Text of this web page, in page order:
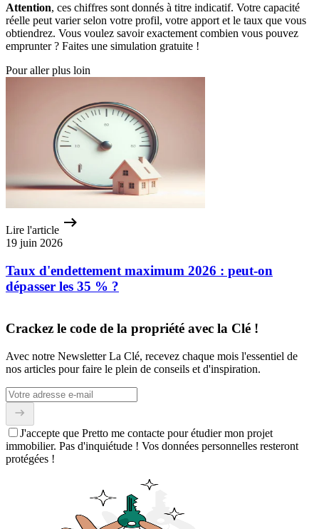
Attention, ces chiffres sont donnés à titre indicatif. Votre capacité
réelle peut varier selon votre profil, votre apport et le taux que vous
obtiendrez. Vous voulez savoir exactement combien vous pouvez
emprunter ? Faites une simulation gratuite !
Pour aller plus loin
Lire l'article
19 juin 2026
Taux d'endettement maximum 2026 : peut-on
dépasser les 35 % ?
Crackez le code de la propriété avec la Clé !
Avec notre Newsletter La Clé, recevez chaque mois l'essentiel de
nos articles pour faire le plein de conseils et d'inspiration.
J'accepte que Pretto me contacte pour étudier mon projet
immobilier. Pas d'inquiétude ! Vos données personnelles resteront
protégées !